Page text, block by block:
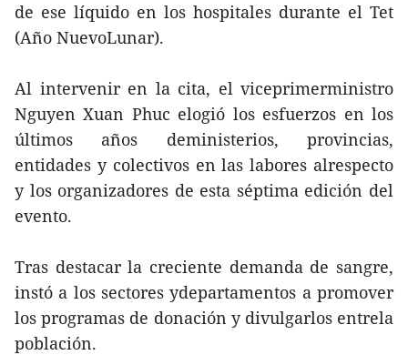
de ese líquido en los hospitales durante el Tet
(Año NuevoLunar).
Al intervenir en la cita, el viceprimerministro
Nguyen Xuan Phuc elogió los esfuerzos en los
últimos años deministerios, provincias,
entidades y colectivos en las labores alrespecto
y los organizadores de esta séptima edición del
evento.
Tras destacar la creciente demanda de sangre,
instó a los sectores ydepartamentos a promover
los programas de donación y divulgarlos entrela
población.